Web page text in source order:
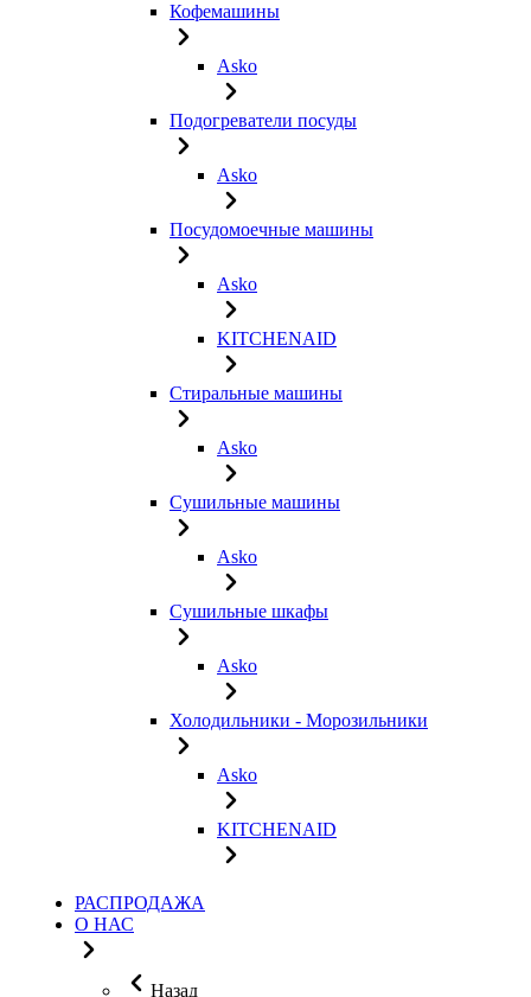
Кофемашины
Asko
Подогреватели посуды
Asko
Посудомоечные машины
Asko
KITCHENAID
Стиральные машины
Asko
Сушильные машины
Asko
Сушильные шкафы
Asko
Холодильники - Морозильники
Asko
KITCHENAID
РАСПРОДАЖА
О НАС
Назад